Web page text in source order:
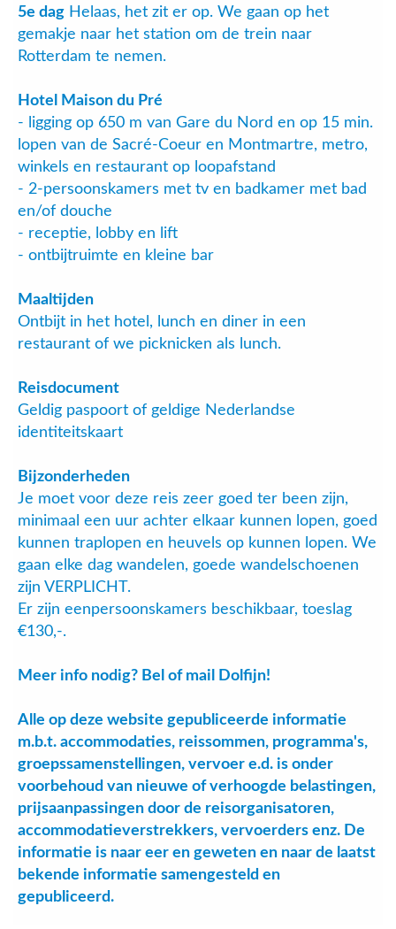
5e dag Helaas, het zit er op. We gaan op het
gemakje naar het station om de trein naar
Rotterdam te nemen.
Hotel Maison du Pré
- ligging op 650 m van Gare du Nord en op 15 min.
lopen van de Sacré-Coeur en Montmartre, metro,
winkels en restaurant op loopafstand
- 2-persoonskamers met tv en badkamer met bad
en/of douche
- receptie, lobby en lift
- ontbijtruimte en kleine bar
Maaltijden
Ontbijt in het hotel, lunch en diner in een
restaurant of we picknicken als lunch.
Reisdocument
Geldig paspoort of geldige Nederlandse
identiteitskaart
Bijzonderheden
Je moet voor deze reis zeer goed ter been zijn,
minimaal een uur achter elkaar kunnen lopen, goed
kunnen traplopen en heuvels op kunnen lopen. We
gaan elke dag wandelen, goede wandelschoenen
zijn VERPLICHT.
Er zijn eenpersoonskamers beschikbaar, toeslag
€130,-.
Meer info nodig? Bel of mail Dolfijn!
Alle op deze website gepubliceerde informatie
m.b.t. accommodaties, reissommen, programma's,
groepssamenstellingen, vervoer e.d. is onder
voorbehoud van nieuwe of verhoogde belastingen,
prijsaanpassingen door de reisorganisatoren,
accommodatieverstrekkers, vervoerders enz. De
informatie is naar eer en geweten en naar de laatst
bekende informatie samengesteld en
gepubliceerd.